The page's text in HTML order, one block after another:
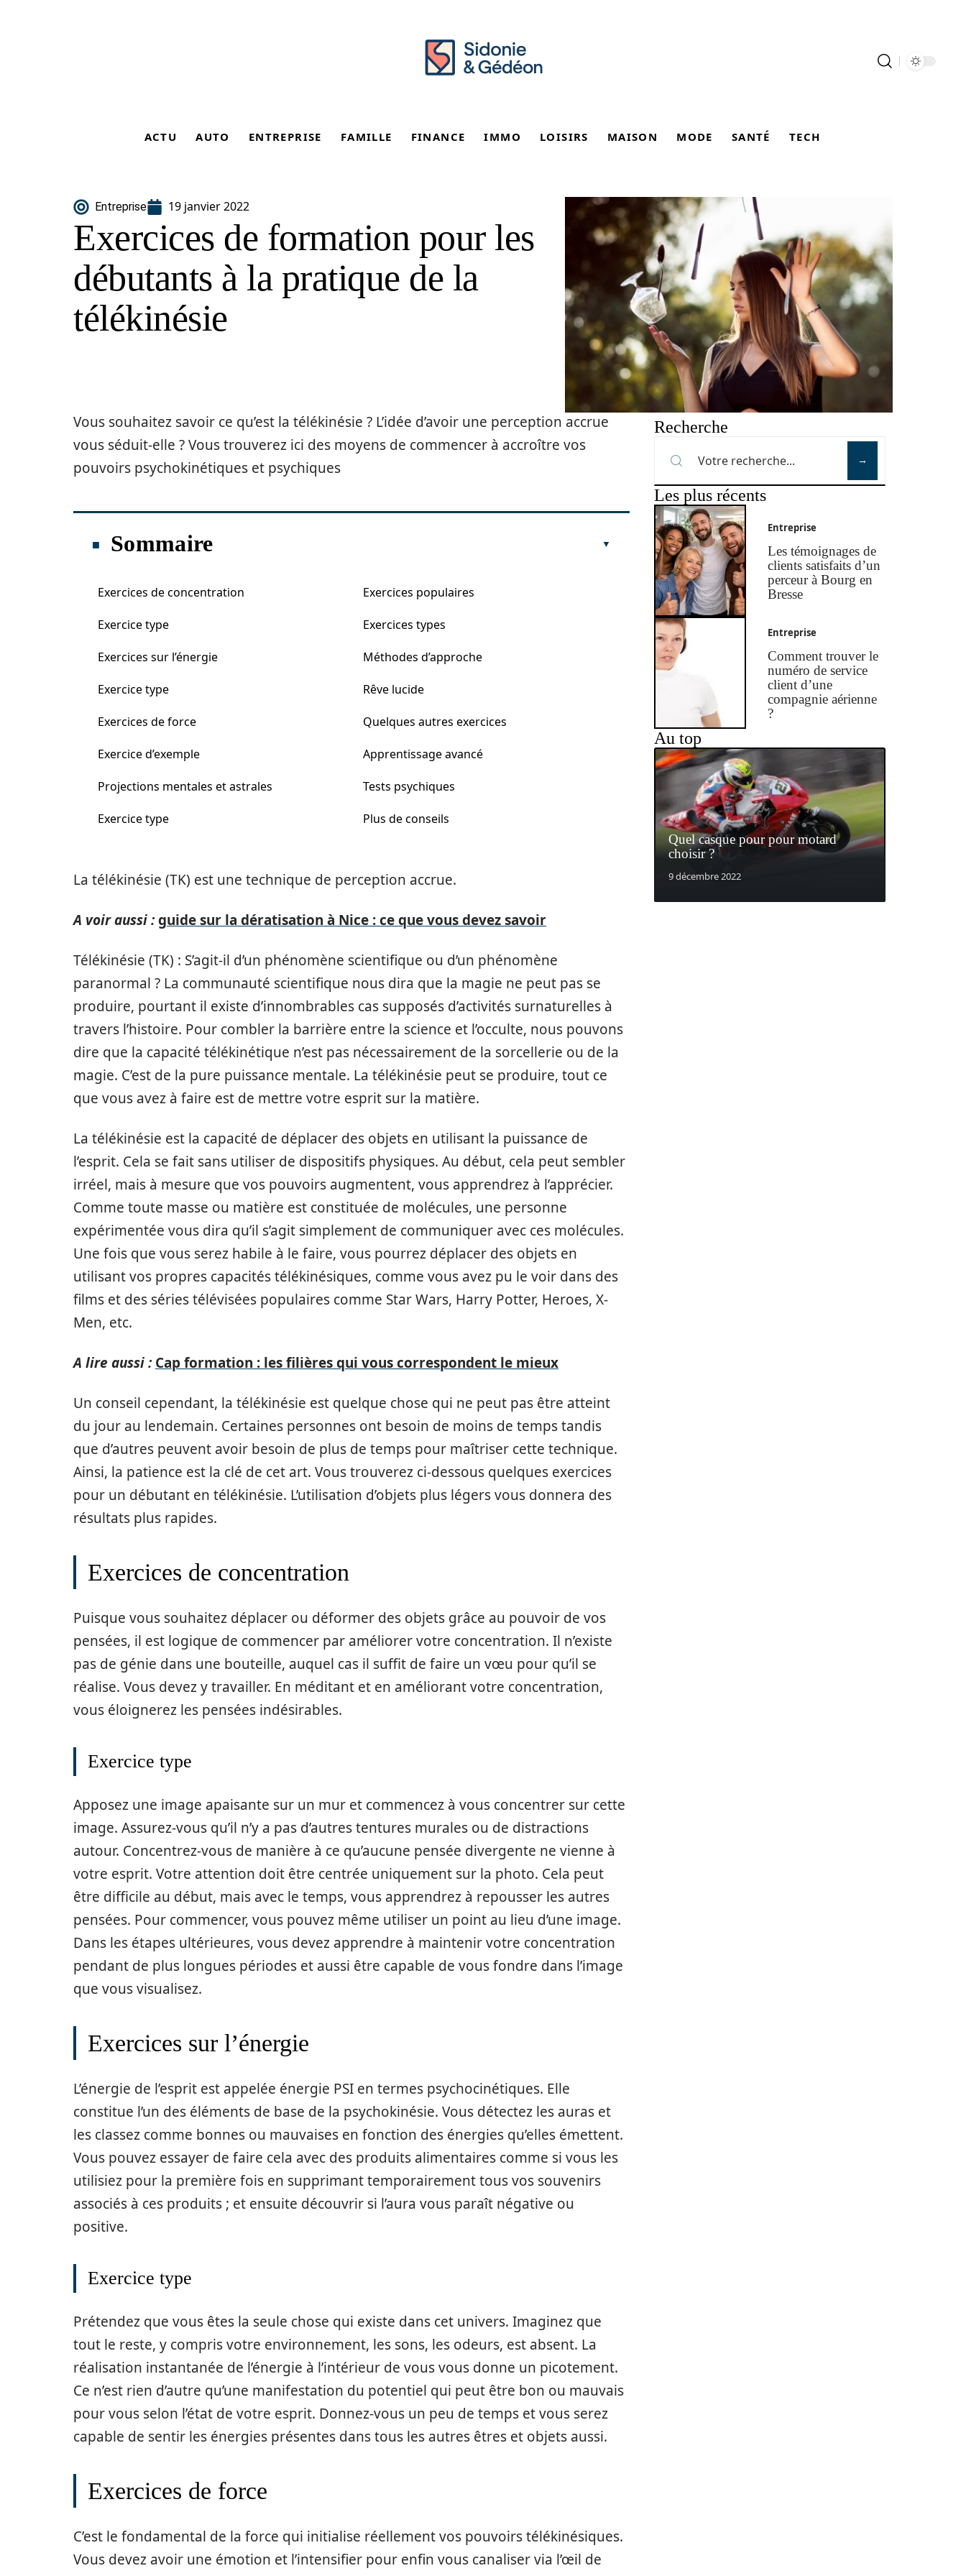
ACTU AUTO ENTREPRISE FAMILLE FINANCE IMMO LOISIRS MAISON MODE SANTÉ TECH
Entreprise 19 janvier 2022
Exercices de formation pour les
débutants à la pratique de la
télékinésie
Vous souhaitez savoir ce qu’est la télékinésie ? L’idée d’avoir une perception accrue
vous séduit-elle ? Vous trouverez ici des moyens de commencer à accroître vos
pouvoirs psychokinétiques et psychiques
Sommaire
Exercices de concentration
Exercice type
Exercices sur l’énergie
Exercice type
Exercices de force
Exercice d’exemple
Projections mentales et astrales
Exercice type
Exercices populaires
Exercices types
Méthodes d’approche
Rêve lucide
Quelques autres exercices
Apprentissage avancé
Tests psychiques
Plus de conseils
La télékinésie (TK) est une technique de perception accrue.
A voir aussi :guide sur la dératisation à Nice : ce que vous devez savoir
Télékinésie (TK) : S’agit-il d’un phénomène scientifique ou d’un phénomène
paranormal ? La communauté scientifique nous dira que la magie ne peut pas se
produire, pourtant il existe d’innombrables cas supposés d’activités surnaturelles à
travers l’histoire. Pour combler la barrière entre la science et l’occulte, nous pouvons
dire que la capacité télékinétique n’est pas nécessairement de la sorcellerie ou de la
magie. C’est de la pure puissance mentale. La télékinésie peut se produire, tout ce
que vous avez à faire est de mettre votre esprit sur la matière.
La télékinésie est la capacité de déplacer des objets en utilisant la puissance de
l’esprit. Cela se fait sans utiliser de dispositifs physiques. Au début, cela peut sembler
irréel, mais à mesure que vos pouvoirs augmentent, vous apprendrez à l’apprécier.
Comme toute masse ou matière est constituée de molécules, une personne
expérimentée vous dira qu’il s’agit simplement de communiquer avec ces molécules.
Une fois que vous serez habile à le faire, vous pourrez déplacer des objets en
utilisant vos propres capacités télékinésiques, comme vous avez pu le voir dans des
films et des séries télévisées populaires comme Star Wars, Harry Potter, Heroes, X-
Men, etc.
A lire aussi : Cap formation : les filières qui vous correspondent le mieux
Un conseil cependant, la télékinésie est quelque chose qui ne peut pas être atteint
du jour au lendemain. Certaines personnes ont besoin de moins de temps tandis
que d’autres peuvent avoir besoin de plus de temps pour maîtriser cette technique.
Ainsi, la patience est la clé de cet art. Vous trouverez ci-dessous quelques exercices
pour un débutant en télékinésie. L’utilisation d’objets plus légers vous donnera des
résultats plus rapides.
Exercices de concentration
Puisque vous souhaitez déplacer ou déformer des objets grâce au pouvoir de vos
pensées, il est logique de commencer par améliorer votre concentration. Il n’existe
pas de génie dans une bouteille, auquel cas il suffit de faire un vœu pour qu’il se
réalise. Vous devez y travailler. En méditant et en améliorant votre concentration,
vous éloignerez les pensées indésirables.
Exercice type
Apposez une image apaisante sur un mur et commencez à vous concentrer sur cette
image. Assurez-vous qu’il n’y a pas d’autres tentures murales ou de distractions
autour. Concentrez-vous de manière à ce qu’aucune pensée divergente ne vienne à
votre esprit. Votre attention doit être centrée uniquement sur la photo. Cela peut
être difficile au début, mais avec le temps, vous apprendrez à repousser les autres
pensées. Pour commencer, vous pouvez même utiliser un point au lieu d’une image.
Dans les étapes ultérieures, vous devez apprendre à maintenir votre concentration
pendant de plus longues périodes et aussi être capable de vous fondre dans l’image
que vous visualisez.
Exercices sur l’énergie
L’énergie de l’esprit est appelée énergie PSI en termes psychocinétiques. Elle
constitue l’un des éléments de base de la psychokinésie. Vous détectez les auras et
les classez comme bonnes ou mauvaises en fonction des énergies qu’elles émettent.
Vous pouvez essayer de faire cela avec des produits alimentaires comme si vous les
utilisiez pour la première fois en supprimant temporairement tous vos souvenirs
associés à ces produits ; et ensuite découvrir si l’aura vous paraît négative ou
positive.
Exercice type
Prétendez que vous êtes la seule chose qui existe dans cet univers. Imaginez que
tout le reste, y compris votre environnement, les sons, les odeurs, est absent. La
réalisation instantanée de l’énergie à l’intérieur de vous vous donne un picotement.
Ce n’est rien d’autre qu’une manifestation du potentiel qui peut être bon ou mauvais
pour vous selon l’état de votre esprit. Donnez-vous un peu de temps et vous serez
capable de sentir les énergies présentes dans tous les autres êtres et objets aussi.
Exercices de force
C’est le fondamental de la force qui initialise réellement vos pouvoirs télékinésiques.
Vous devez avoir une émotion et l’intensifier pour enfin vous canaliser via l’œil de
Recherche
Les plus récents
Entreprise
Les témoignages de
clients satisfaits d’un
perceur à Bourg en
Bresse
Entreprise
Comment trouver le
numéro de service
client d’une
compagnie aérienne
?
Au top
Quel casque pour pour motard
choisir ?
9 décembre 2022